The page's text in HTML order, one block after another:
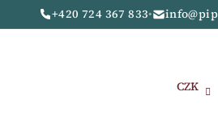
na
+420 724 367 833•
CZK